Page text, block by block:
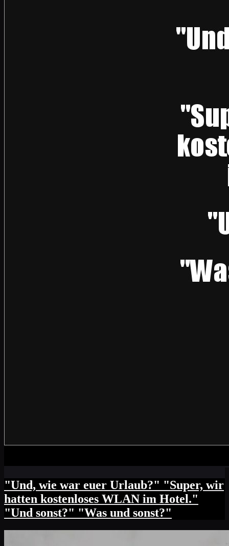
"Und, wie war euer Urlaub?" "Super, wir
hatten kostenloses WLAN im Hotel."
"Und sonst?" "Was und sonst?"